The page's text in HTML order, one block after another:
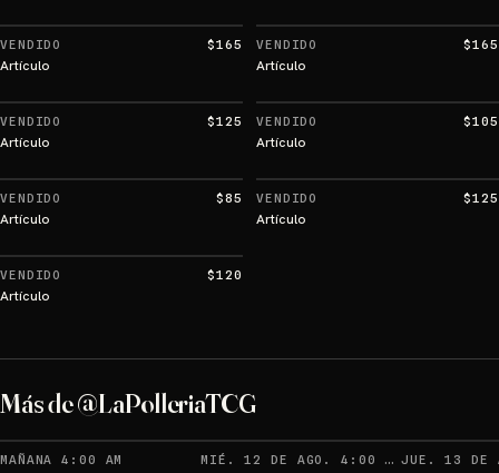
VENDIDO $165
Artículo
VENDIDO $165
Artículo
VENDIDO $125
Artículo
VENDIDO $105
Artículo
VENDIDO $85
Artículo
VENDIDO $125
Artículo
VENDIDO $120
Artículo
Más de @LaPolleriaTCG
MAÑANA 4:00 AM MIÉ. 12 DE AGO. 4:00 AM